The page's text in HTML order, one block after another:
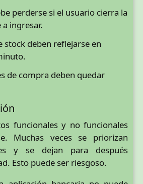
perderse si el usuario cierra la
ingresar.
stock deben reflejarse en
de compra deben quedar
funcionales y no funcionales
Muchas veces se priorizan
y se dejan para después
Esto puede ser riesgoso.